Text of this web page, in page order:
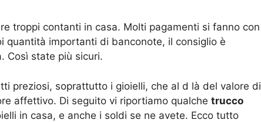
troppi contanti in casa. Molti pagamenti si fanno con
quantità importanti di banconote, il consiglio è
Così state più sicuri.
preziosi, soprattutto i gioielli, che al d là del valore di
affettivo. Di seguito vi riportiamo qualche trucco
in casa, e anche i soldi se ne avete. Ecco tutto